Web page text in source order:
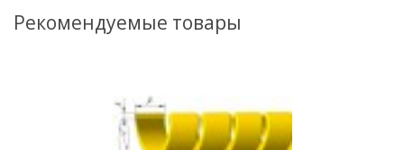
Рекомендуемые товары